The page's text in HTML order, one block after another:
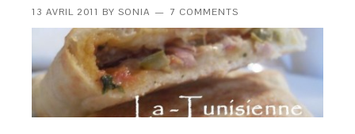
13 AVRIL 2011 BYSONIA 7 COMMENTS